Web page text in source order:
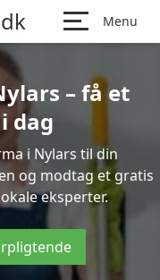
Menu
– få et
dag
i Nylars til din
og modtag et gratis
eksperter.